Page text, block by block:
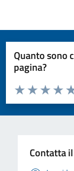
Quanto sono
pagina?
Valuta da 1 a 5 stelle
Valuta 3
Valuta 2
Valuta 1 stelle su
Contatta